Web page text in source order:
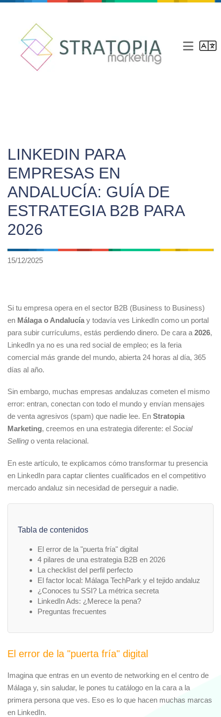
LINKEDIN PARA
EMPRESAS EN
ANDALUCÍA: GUÍA DE
ESTRATEGIA B2B PARA
2026
15/12/2025
Si tu empresa opera en el sector B2B (Business to Business)
en Málaga o Andalucía y todavía ves LinkedIn como un portal
para subir currículums, estás perdiendo dinero. De cara a 2026,
LinkedIn ya no es una red social de empleo; es la feria
comercial más grande del mundo, abierta 24 horas al día, 365
días al año.
Sin embargo, muchas empresas andaluzas cometen el mismo
error: entran, conectan con todo el mundo y envían mensajes
de venta agresivos (spam) que nadie lee. En Stratopia
Marketing, creemos en una estrategia diferente: el Social
Selling o venta relacional.
En este artículo, te explicamos cómo transformar tu presencia
en LinkedIn para captar clientes cualificados en el competitivo
mercado andaluz sin necesidad de perseguir a nadie.
Tabla de contenidos
El error de la "puerta fría" digital
4 pilares de una estrategia B2B en 2026
La checklist del perfil perfecto
El factor local: Málaga TechPark y el tejido andaluz
¿Conoces tu SSI? La métrica secreta
LinkedIn Ads: ¿Merece la pena?
Preguntas frecuentes
El error de la "puerta fría" digital
Imagina que entras en un evento de networking en el centro de
Málaga y, sin saludar, le pones tu catálogo en la cara a la
primera persona que ves. Eso es lo que hacen muchas marcas
en LinkedIn.